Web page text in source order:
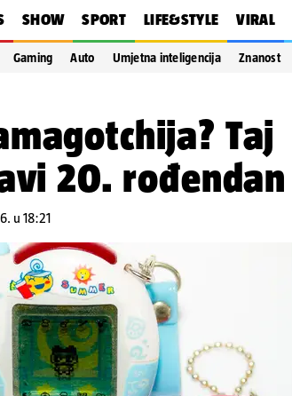
SHOW SPORT LIFE&STYLE VIRAL
Gaming Auto Umjetna inteligencija Znanost
Taj
20. rođendan
u 18:21